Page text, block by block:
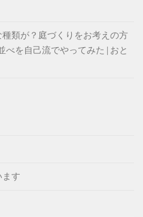
類が？庭づくりをお考えの方
べを自己流でやってみた | おと
す